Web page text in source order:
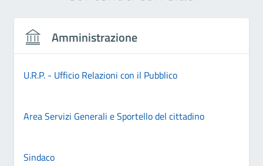
Amministrazione
U.R.P. - Ufficio Relazioni con il Pubblico
Area Servizi Generali e Sportello del cittadino
Sindaco